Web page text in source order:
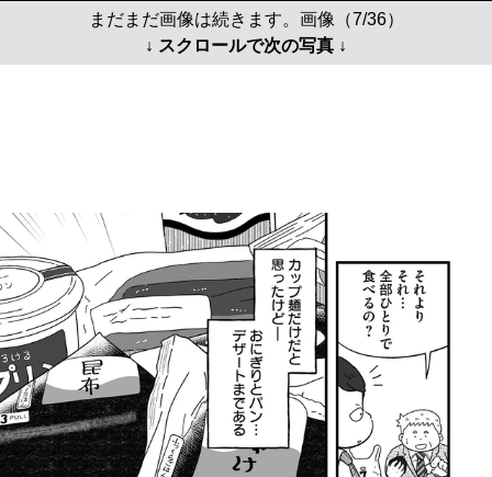
まだまだ画像は続きます。画像（7/36）
↓ スクロールで次の写真 ↓